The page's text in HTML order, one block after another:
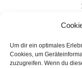
Um dir ein optimales
Cookies, um
zuzugreifen. Wenn du